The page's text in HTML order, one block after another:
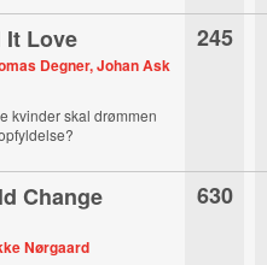
It Love
Degner, Johan Ask
kvinder skal drømmen
245
Change
Nørgaard
630